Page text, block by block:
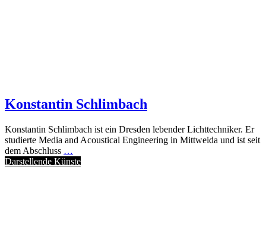
Konstantin Schlimbach
Konstantin Schlimbach ist ein Dresden lebender Lichttechniker. Er
studierte Media and Acoustical Engineering in Mittweida und ist seit
dem Abschluss …
Darstellende Künste